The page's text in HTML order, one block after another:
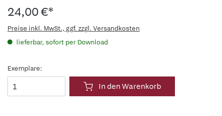
24,00 €*
Preise inkl. MwSt., ggf. zzgl. Versandkosten
lieferbar, sofort per Download
Exemplare:
In den Warenkorb